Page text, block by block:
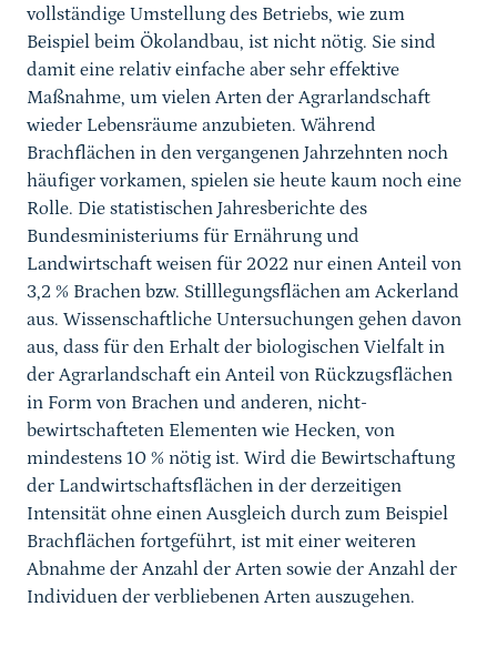
vollständige Umstellung des Betriebs, wie zum
Beispiel beim Ökolandbau, ist nicht nötig. Sie sind
damit eine relativ einfache aber sehr effektive
Maßnahme, um vielen Arten der Agrarlandschaft
wieder Lebensräume anzubieten. Während
Brachflächen in den vergangenen Jahrzehnten noch
häufiger vorkamen, spielen sie heute kaum noch eine
Rolle. Die statistischen Jahresberichte des
Bundesministeriums für Ernährung und
Landwirtschaft weisen für 2022 nur einen Anteil von
3,2 % Brachen bzw. Stilllegungsflächen am Ackerland
aus. Wissenschaftliche Untersuchungen gehen davon
aus, dass für den Erhalt der biologischen Vielfalt in
der Agrarlandschaft ein Anteil von Rückzugsflächen
in Form von Brachen und anderen, nicht-
bewirtschafteten Elementen wie Hecken, von
mindestens 10 % nötig ist. Wird die Bewirtschaftung
der Landwirtschaftsflächen in der derzeitigen
Intensität ohne einen Ausgleich durch zum Beispiel
Brachflächen fortgeführt, ist mit einer weiteren
Abnahme der Anzahl der Arten sowie der Anzahl der
Individuen der verbliebenen Arten auszugehen.